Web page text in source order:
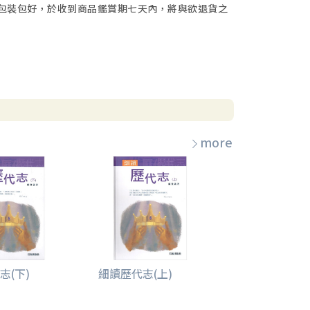
包好，於收到商品鑑賞期七天內，將與欲退貨之
more
(下) 細讀歷代志(上)